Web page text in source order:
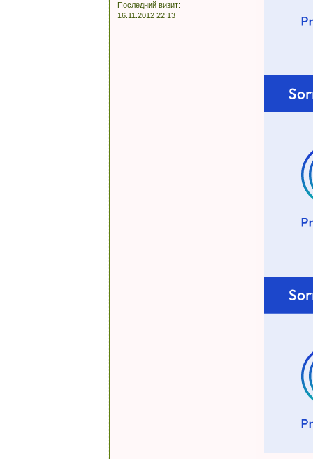
Последний визит:
16.11.2012 22:13